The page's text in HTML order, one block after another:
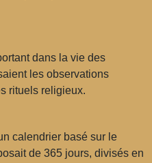
dans la vie des
les observations
rituels religieux.
calendrier basé sur le
de 365 jours, divisés en